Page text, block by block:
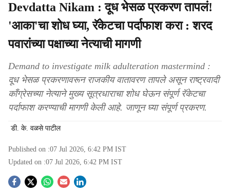
Devdatta Nikam : दूध भेसळ प्रकरण तापलं!
'आका'चा शोध घ्या, रॅकेटचा पर्दाफाश करा : शरद
पवारांच्या पक्षाच्या नेत्याची मागणी
Demand to investigate milk adulteration mastermind :
दूध भेसळ प्रकरणावरून राजकीय वातावरण तापले असून राष्ट्रवादी
काँग्रेसच्या नेत्याने मुख्य सूत्रधाराचा शोध घेऊन संपूर्ण रॅकेटचा
पर्दाफाश करण्याची मागणी केली आहे. जाणून घ्या संपूर्ण प्रकरण.
डी. के. वळसे पाटील
Published on :07 Jul 2026, 6:42 PM IST
Updated on :07 Jul 2026, 6:42 PM IST
S